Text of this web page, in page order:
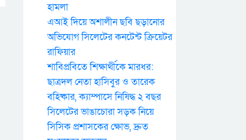
হামলা
এআই দিয়ে অশালীন ছবি ছড়ানোর
অভিযোগ সিলেটের কনটেন্ট ক্রিয়েটর
রাফিয়ার
শাবিপ্রবিতে শিক্ষার্থীকে মারধর:
ছাত্রদল নেতা হাসিবুর ও তারেক
বহিষ্কার, ক্যাম্পাসে নিষিদ্ধ ২ বছর
সিলেটের ভাঙাচোরা সড়ক নিয়ে
সিসিক প্রশাসকের ক্ষোভ, দ্রুত